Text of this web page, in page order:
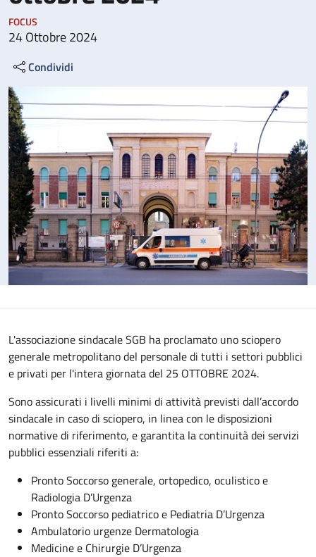
FOCUS
24 Ottobre 2024
Condividi
L'associazione sindacale SGB ha proclamato uno sciopero
generale metropolitano del personale di tutti i settori pubblici
e privati per l'intera giornata del 25 OTTOBRE 2024.
Sono assicurati i livelli minimi di attività previsti dall’accordo
sindacale in caso di sciopero, in linea con le disposizioni
normative di riferimento, e garantita la continuità dei servizi
pubblici essenziali riferiti a:
Pronto Soccorso generale, ortopedico, oculistico e
Radiologia D’Urgenza
Pronto Soccorso pediatrico e Pediatria D’Urgenza
Ambulatorio urgenze Dermatologia
Medicine e Chirurgie D’Urgenza